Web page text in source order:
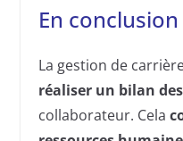
En conclusion
La gestion de
réaliser un bilan
collaborateur. Cela